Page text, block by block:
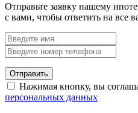
Отправьте заявку нашему
с вами, чтобы ответить на все
Отправить
Нажимая кнопку, вы
персональных данных